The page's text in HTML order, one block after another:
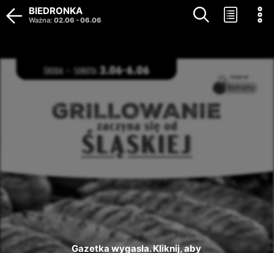
Gazetka wygasła. Kliknij, aby
BIEDRONKA
Ważna: 02.06 -06.06